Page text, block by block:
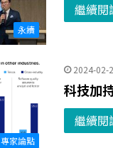
永續
繼續閱
專家論點
2024-02-
科技加
繼續閱